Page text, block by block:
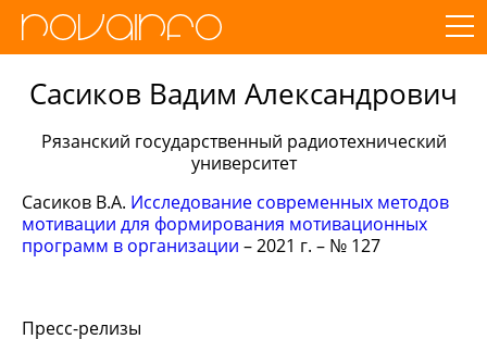
Сасиков Вадим Александрович
Рязанский государственный радиотехнический
университет
Сасиков В.А. Исследование современных методов
мотивации для формирования мотивационных
программ в организации – 2021 г. – № 127
Пресс-релизы